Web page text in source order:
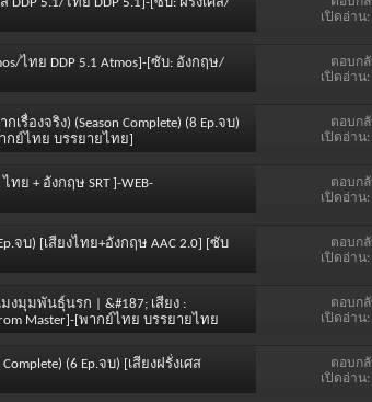
เปิดอ่าน:
ไทย DDP 5.1 Atmos]-[ซับ: อังกฤษ/
ตอบก
เปิดอ่าน:
เรื่องจริง) (Season Complete) (8 Ep.จบ)
ากย์ไทย บรรยายไทย]
ตอบก
เปิดอ่าน:
ทย + อังกฤษ SRT ]-WEB-
ตอบก
เปิดอ่าน:
จบ) [เสียงไทย+อังกฤษ AAC 2.0] [ซับ
ตอบก
เปิดอ่าน:
มงมุมพันธุ์นรก | &#187; เสียง :
Master]-[พากย์ไทย บรรยายไทย
ตอบก
เปิดอ่าน:
(6 Ep.จบ) [เสียงฝรั่งเศส
ตอบก
เปิดอ่าน: